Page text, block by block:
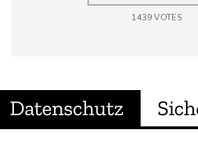
1439VOTES
Datenschutz